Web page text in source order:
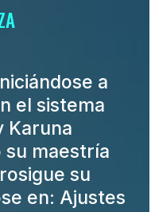
a
el sistema
Karuna
su maestría
su
en: Ajustes